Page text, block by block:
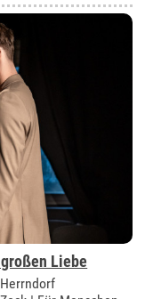
Liebe